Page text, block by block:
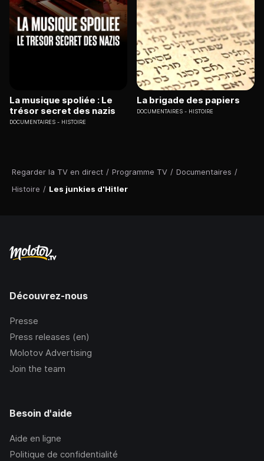
Regarder la TV en direct / Programme TV / Documentaires /
Histoire / Les junkies d'Hitler
La musique spoliée : Le
trésor secret des nazis
DOCUMENTAIRES HISTOIRE
La brigade des papiers
DOCUMENTAIRES HISTOIRE
Découvrez-nous
Presse
Press releases (en)
Molotov Advertising
Join the team
Besoin d'aide
Aide en ligne
Politique de confidentialité